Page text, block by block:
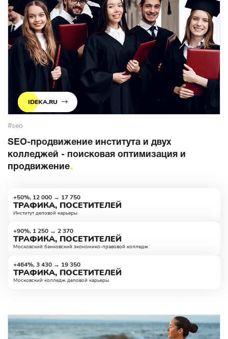
IDEKA.RU
#seo
SEO-продвижение института и двух
колледжей - поисковая оптимизация и
продвижение
+50%, 12 000 → 17 750
ТРАФИКА, ПОСЕТИТЕЛЕЙ
Институт деловой карьеры
+90%, 1 250 → 2 370
ТРАФИКА, ПОСЕТИТЕЛЕЙ
Московский банковский экономико-правовой колледж
+464%, 3 430 → 19 350
ТРАФИКА, ПОСЕТИТЕЛЕЙ
Московский колледж деловой карьеры